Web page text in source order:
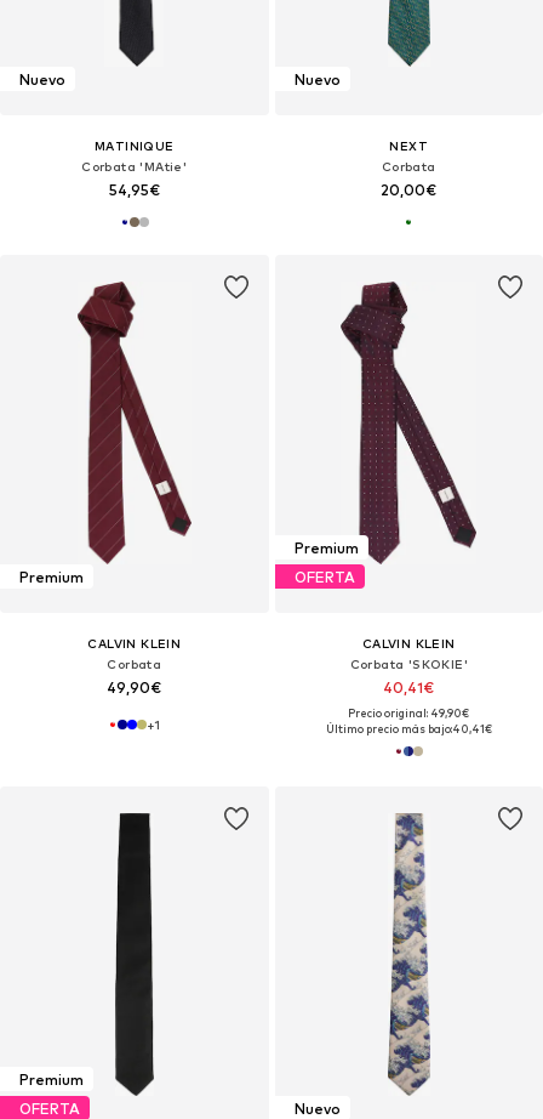
Nuevo
MATINIQUE
Corbata 'MAtie'
54,95€
Nuevo
NEXT
Corbata
20,00€
Premium
CALVIN KLEIN
Corbata
49,90€
+1
Premium
OFERTA
CALVIN KLEIN
Corbata 'SKOKIE'
40,41€
Precio original: 49,90€
Último precio más bajo:40,41€
Premium
OFERTA
Nuevo